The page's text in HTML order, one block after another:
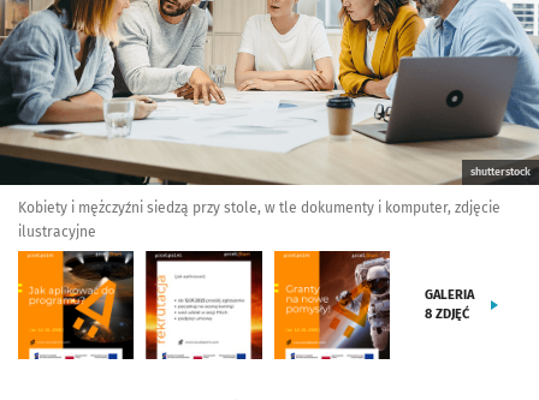
shutterstock
Kobiety i mężczyźni siedzą przy stole, w tle dokumenty i komputer, zdjęcie
ilustracyjne
GALERIA
8 ZDJĘĆ